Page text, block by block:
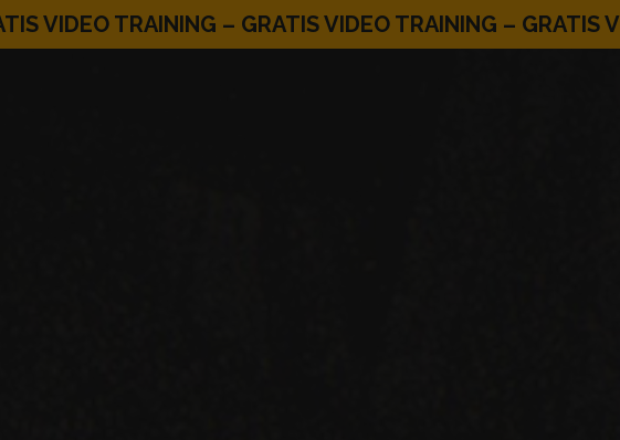
VIDEO TRAINING – GRATIS VIDEO TRAINING – GRATIS